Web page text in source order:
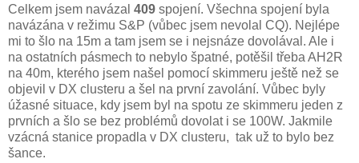
Celkem jsem navázal 409 spojení. Všechna spojení byla
navázána v režimu S&P (vůbec jsem nevolal CQ). Nejlépe
mi to šlo na 15m a tam jsem se i nejsnáze dovolával. Ale i
na ostatních pásmech to nebylo špatné, potěšil třeba AH2R
na 40m, kterého jsem našel pomocí skimmeru ještě než se
objevil v DX clusteru a šel na první zavolání. Vůbec byly
úžasné situace, kdy jsem byl na spotu ze skimmeru jeden z
prvních a šlo se bez problémů dovolat i se 100W. Jakmile
vzácná stanice propadla v DX clusteru, tak už to bylo bez
šance.